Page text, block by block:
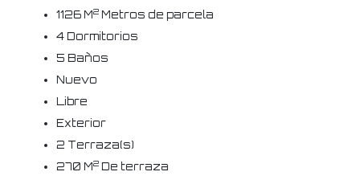
1126 M2 Metros de parcela
4 Dormitorios
5 Baños
Nuevo
Libre
Exterior
2 Terraza(s)
270 M2 De terraza